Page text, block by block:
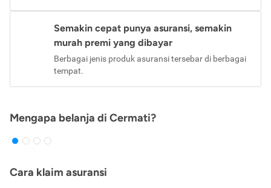
Semakin cepat punya asuransi, semakin
murah premi yang dibayar
Berbagai jenis produk asuransi tersebar di berbagai
tempat.
Mengapa belanja di Cermati?
Cara klaim asuransi